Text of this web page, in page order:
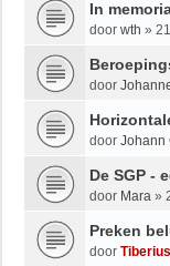
In
door wth »
door
door Johann
De SGP -
door Mara »
Preken
door Tiberius